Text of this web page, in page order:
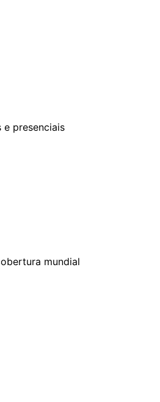
presenciais
mundial